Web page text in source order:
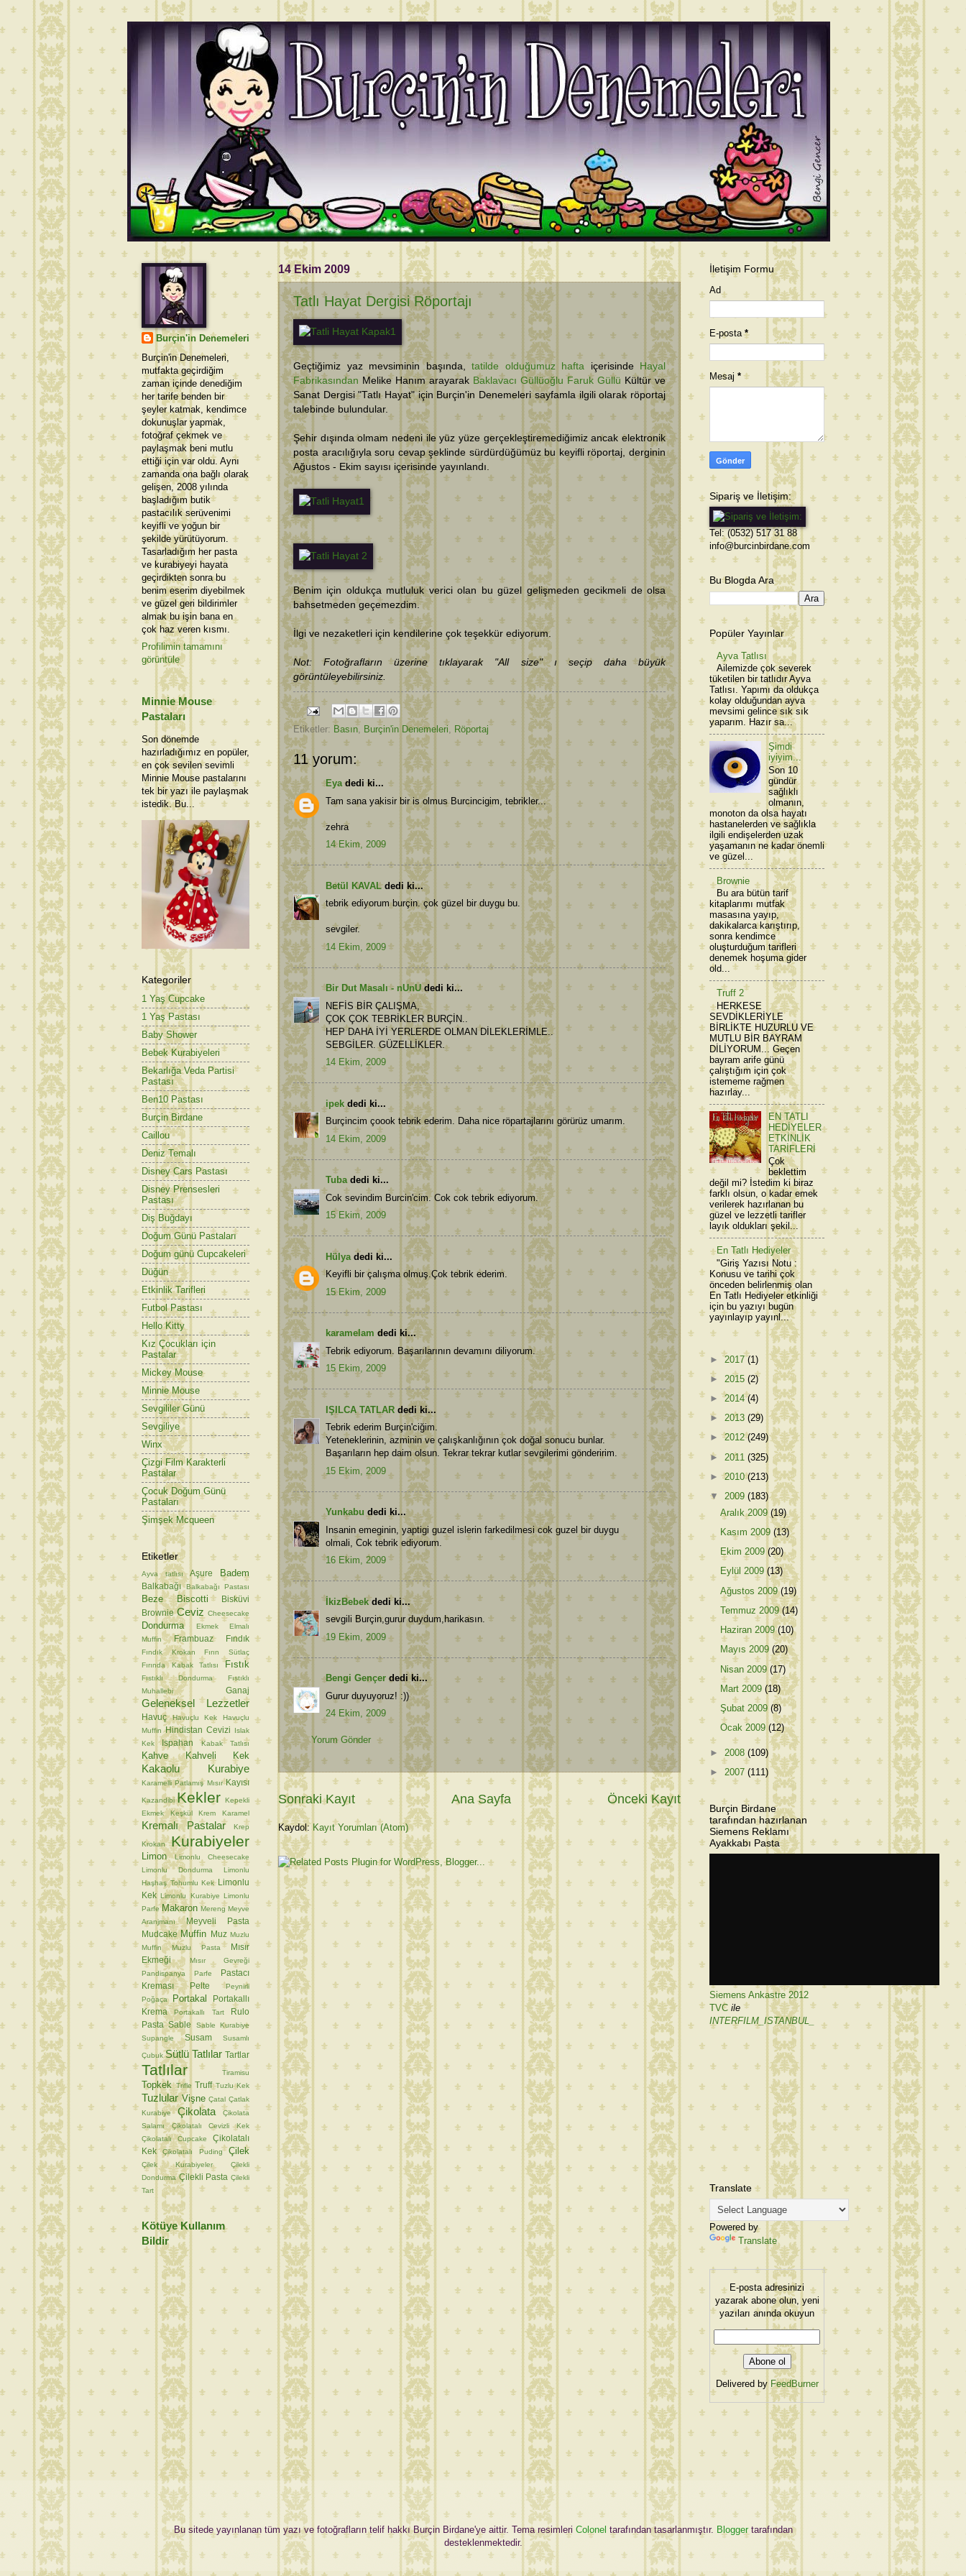
14 Ekim 2009
Tatlı Hayat Dergisi Röportajı
Geçtiğimiz yaz mevsiminin başında, tatilde olduğumuz hafta içerisinde
Hayal
Fabrikasından Melike Hanım arayarak Baklavacı Güllüoğlu Faruk Güllü Kültür ve
Sanat Dergisi "Tatlı Hayat" için Burçin'in Denemeleri sayfamla ilgili olarak röportaj
talebinde bulundular.
Şehir dışında olmam nedeni ile yüz yüze gerçekleştiremediğimiz ancak elektronik
posta aracılığıyla soru cevap şeklinde sürdürdüğümüz bu keyifli röportaj, derginin
Ağustos - Ekim sayısı içerisinde yayınlandı.
Benim için oldukça mutluluk verici olan bu güzel gelişmeden gecikmeli de olsa
bahsetmeden geçemezdim.
İlgi ve nezaketleri için kendilerine çok teşekkür ediyorum.
Not: Fotoğrafların üzerine tıklayarak "All size" ı seçip daha büyük
görüntüleyebilirsiniz.
Etiketler: Basın, Burçin'in Denemeleri, Röportaj
11 yorum:
Eyadedi ki...
Tam sana yakisir bir is olmus Burcincigim, tebrikler...
zehra
14 Ekim, 2009
Betül KAVALdedi ki...
tebrik ediyorum burçin. çok güzel bir duygu bu.
sevgiler.
14 Ekim, 2009
Bir Dut Masalı - nUnUdedi ki...
NEFİS BİR ÇALIŞMA,
ÇOK ÇOK TEBRİKLER BURÇİN..
HEP DAHA İYİ YERLERDE OLMAN DİLEKLERİMLE..
SEBGİLER. GÜZELLİKLER.
14 Ekim, 2009
ipek dedi ki...
Burçincim çoook tebrik ederim. Daha nice röpartajlarını görürüz umarım.
14 Ekim, 2009
Tubadedi ki...
Cok sevindim Burcin'cim. Cok cok tebrik ediyorum.
15 Ekim, 2009
Hülya dedi ki...
Keyifli bir çalışma olmuş.Çok tebrik ederim.
15 Ekim, 2009
karamelam dedi ki...
Tebrik ediyorum. Başarılarının devamını diliyorum.
15 Ekim, 2009
IŞILCA TATLAR dedi ki...
Tebrik ederim Burçin'ciğim.
Yeteneklerinin, azminin ve çalışkanlığının çok doğal sonucu bunlar.
Başarıların hep daim olsun. Tekrar tekrar kutlar sevgilerimi gönderirim.
15 Ekim, 2009
Yunkabu dedi ki...
Insanin emeginin, yaptigi guzel islerin farkedilmesi cok guzel bir duygu
olmali, Cok tebrik ediyorum.
16 Ekim, 2009
İkizBebekdedi ki...
sevgili Burçin,gurur duydum,harikasın.
19 Ekim, 2009
Bengi Gençer dedi ki...
Gurur duyuyoruz! :))
24 Ekim, 2009
Yorum Gönder
Sonraki Kayıt Önceki Kayıt
Ana Sayfa
Kaydol: Kayıt Yorumları (Atom)
Burçin'in Denemeleri
Burçin'in Denemeleri,
mutfakta geçirdiğim
zaman içinde denediğim
her tarife benden bir
şeyler katmak, kendimce
dokunuşlar yapmak,
fotoğraf çekmek ve
paylaşmak beni mutlu
ettiği için var oldu. Aynı
zamanda ona bağlı olarak
gelişen, 2008 yılında
başladığım butik
pastacılık serüvenimi
keyifli ve yoğun bir
şekilde yürütüyorum.
Tasarladığım her pasta
ve kurabiyeyi hayata
geçirdikten sonra bu
benim eserim diyebilmek
ve güzel geri bildirimler
almak bu işin bana en
çok haz veren kısmı.
Profilimin tamamını
görüntüle
Minnie Mouse
Pastaları
Son dönemde
hazırladığımız en popüler,
en çok sevilen sevimli
Minnie Mouse pastalarını
tek bir yazı ile paylaşmak
istedik. Bu...
Kategoriler
1 Yaş Cupcake
1 Yaş Pastası
Baby Shower
Bebek Kurabiyeleri
Bekarlığa Veda Partisi
Pastası
Ben10 Pastası
Burçin Birdane
Caillou
Deniz Temalı
Disney Cars Pastası
Disney Prensesleri
Pastası
Diş Buğdayı
Doğum Günü Pastaları
Doğum günü Cupcakeleri
Düğün
Etkinlik Tarifleri
Futbol Pastası
Hello Kitty
Kız Çocukları için
Pastalar
Mickey Mouse
Minnie Mouse
Sevgililer Günü
Sevgiliye
Winx
Çizgi Film Karakterli
Pastalar
Çocuk Doğum Günü
Pastaları
Şimşek Mcqueen
Etiketler
Ayva tatlısı Aşure Badem
Balkabağı Balkabağı Pastası
Beze Biscotti
Bisküvi
Brownie Ceviz Cheesecake
Dondurma Ekmek
Elmalı
Muffin
Frambuaz Fındık
Fındık Krokan
Fırın Sütlaç
Fırında Kabak Tatlısı
Fıstık
Fıstıklı Dondurma
Fıstıklı
Muhallebi
Ganaj
Geleneksel Lezzetler
Havuç Havuçlu Kek
Havuçlu
Muffin Hindistan Cevizi
Islak
Kek
Ispahan Kabak Tatlısı
Kahve Kahveli Kek
Kakaolu Kurabiye
Karamelli Patlamış Mısır Kayısı
Kazandibi Kekler Kepekli
Ekmek
Keşkül Krem Karamel
Kremalı Pastalar Krep
Krokan Kurabiyeler
Limon
Limonlu Cheesecake
Limonlu Dondurma
Limonlu
Haşhaş Tohumlu Kek
Limonlu
Kek Limonlu Kurabiye Limonlu
Parfe Makaron Mereng Meyve
Aranjmanı
Meyveli Pasta
Mudcake Muffin Muz Muzlu
Muffin
Muzlu Pasta
Mısır
Ekmeği
Mısır Gevreği
Pandispanya
Parfe
Pastacı
Kreması
Pelte
Peynirli
Poğaça
Portakal
Portakallı
Krema
Portakallı Tart
Rulo
Pasta Sable
Sable Kurabiye
Supangle
Susam Susamlı
Çubuk Sütlü Tatlılar Tartlar
Tatlılar Tiramisu
Topkek Trifle Truff Tuzlu Kek
Tuzlular Vişne Çatal Çatlak
Kurabiye
Çikolata
Çikolata
Salamı
Çikolatalı Cevizli Kek
Çikolatalı Cupcake
Çikolatalı
Kek
Çikolatalı Puding Çilek
Çilek Kurabiyeler
Çilekli
Dondurma Çilekli Pasta Çilekli
Tart
Kötüye Kullanım
Bildir
İletişim Formu
Ad
E-posta*
Mesaj *
Sipariş ve İletişim:
Tel: (0532) 517 31 88
info@burcinbirdane.com
Bu Blogda Ara
Popüler Yayınlar
Ayva Tatlısı
Ailemizde çok severek
tüketilen bir tatlıdır Ayva
Tatlısı. Yapımı da oldukça
kolay olduğundan ayva
mevsimi gelince sık sık
yaparım. Hazır sa...
Şimdi
iyiyim...
Son 10
gündür
sağlıklı
olmanın,
monoton da olsa hayatı
hastanelerden ve sağlıkla
ilgili endişelerden uzak
yaşamanın ne kadar önemli
ve güzel...
Brownie
Bu ara bütün tarif
kitaplarımı mutfak
masasına yayıp,
dakikalarca karıştırıp,
sonra kendimce
oluşturduğum tarifleri
denemek hoşuma gider
old...
Truff 2
HERKESE
SEVDİKLERİYLE
BİRLİKTE HUZURLU VE
MUTLU BİR BAYRAM
DİLİYORUM... Geçen
bayram arife günü
çalıştığım için çok
istememe rağmen
hazırlay...
EN TATLI
HEDİYELER
ETKİNLİK
TARİFLERİ
Çok
beklettim
değil mi? İstedim ki biraz
farklı olsun, o kadar emek
verilerek hazırlanan bu
güzel ve lezzetli tarifler
layık oldukları şekil...
En Tatlı Hediyeler
"Giriş Yazısı Notu :
Konusu ve tarihi çok
önceden belirlenmiş olan
En Tatlı Hediyeler etkinliği
için bu yazıyı bugün
yayınlayıp yayınl...
►2017(1)
► 2015 (2)
►2014(4)
► 2013 (29)
►2012(249)
► 2011 (325)
►2010(213)
▼ 2009 (183)
Aralık 2009(19)
Kasım 2009(13)
Ekim 2009(20)
Eylül 2009(13)
Ağustos 2009(19)
Temmuz 2009(14)
Haziran 2009(10)
Mayıs 2009(20)
Nisan 2009(17)
Mart 2009(18)
Şubat 2009(8)
Ocak 2009(12)
► 2008 (109)
► 2007 (111)
Burçin Birdane
tarafından hazırlanan
Siemens Reklamı
Ayakkabı Pasta
Siemens Ankastre 2012
TVC ile
INTERFILM_ISTANBUL_
Translate
Powered by
Translate
E-posta adresinizi
yazarak abone olun, yeni
yazıları anında okuyun
Delivered by FeedBurner
Bu sitede yayınlanan tüm yazı ve fotoğrafların telif hakkı Burçin Birdane'ye aittir. Tema resimleri Colonel tarafından tasarlanmıştır. Bloggertarafından
desteklenmektedir.